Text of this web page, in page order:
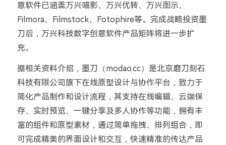
意软件已涵盖万兴喵影、万兴优转、万兴图示、
Filmora、Filmstock、Fotophire等。完成战略投资墨
刀后，万兴科技数字创意软件产品矩阵将进一步扩
充。
据相关资料介绍，墨刀（modao.cc）是北京磨刀刻石
科技有限公司旗下在线原型设计与协作平台，致力于
简化产品制作和设计流程，其支持在线编辑、云端保
存、实时预览、一键分享及多人协作等功能，拥有丰
富的组件和原型素材，通过简单拖拽、排列组合，即
可完成精美的界面设计和交互，快速精准的传达产品